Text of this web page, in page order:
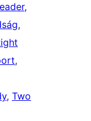
, Two